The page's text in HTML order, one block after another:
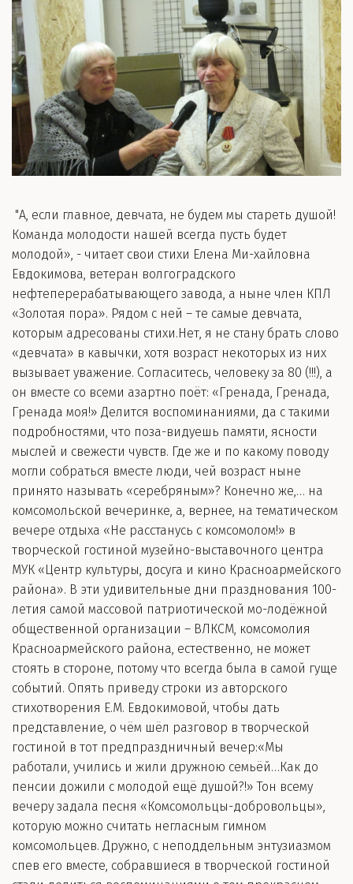
"А, если главное, девчата, не будем мы стареть душой!
Команда молодости нашей всегда пусть будет
молодой», - читает свои стихи Елена Ми-хайловна
Евдокимова, ветеран волгоградского
нефтеперерабатывающего завода, а ныне член КПЛ
«Золотая пора». Рядом с ней – те самые девчата,
которым адресованы стихи.Нет, я не стану брать слово
«девчата» в кавычки, хотя возраст некоторых из них
вызывает уважение. Согласитесь, человеку за 80 (!!!), а
он вместе со всеми азартно поёт: «Гренада, Гренада,
Гренада моя!» Делится воспоминаниями, да с такими
подробностями, что поза-видуешь памяти, ясности
мыслей и свежести чувств. Где же и по какому поводу
могли собраться вместе люди, чей возраст ныне
принято называть «серебряным»? Конечно же,… на
комсомольской вечеринке, а, вернее, на тематическом
вечере отдыха «Не расстанусь с комсомолом!» в
творческой гостиной музейно-выставочного центра
МУК «Центр культуры, досуга и кино Красноармейского
района». В эти удивительные дни празднования 100-
летия самой массовой патриотической мо-лодёжной
общественной организации – ВЛКСМ, комсомолия
Красноармейского района, естественно, не может
стоять в стороне, потому что всегда была в самой гуще
событий. Опять приведу строки из авторского
стихотворения Е.М. Евдокимовой, чтобы дать
представление, о чём шёл разговор в творческой
гостиной в тот предпраздничный вечер:«Мы
работали, учились и жили дружною семьёй…Как до
пенсии дожили с молодой ещё душой?!» Тон всему
вечеру задала песня «Комсомольцы-добровольцы»,
которую можно считать негласным гимном
комсомольцев. Дружно, с неподдельным энтузиазмом
спев его вместе, собравшиеся в творческой гостиной